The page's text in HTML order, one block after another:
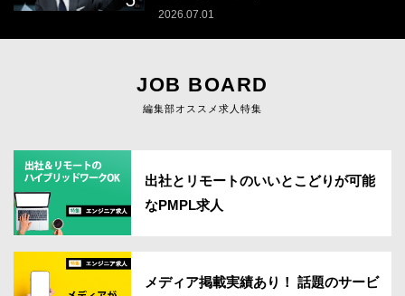
2026.07.01
JOB BOARD
編集部オススメ求人特集
出社とリモートのいいとこどりが可能
なPMPL求人
メディア掲載実績あり！ 話題のサービ